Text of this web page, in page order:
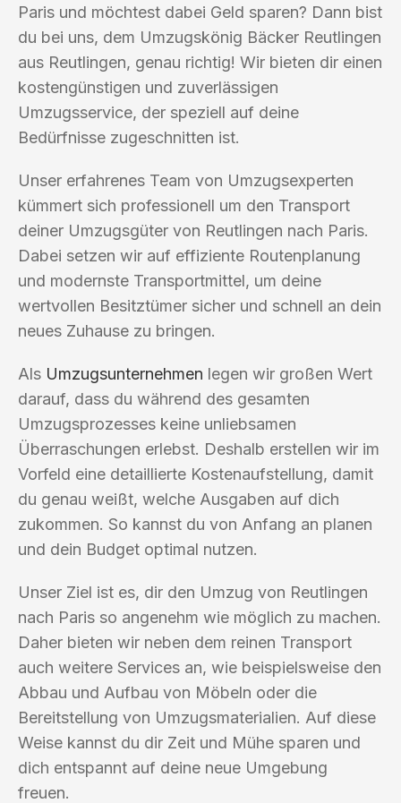
Paris und möchtest dabei Geld sparen? Dann bist
du bei uns, dem Umzugskönig Bäcker Reutlingen
aus Reutlingen, genau richtig! Wir bieten dir einen
kostengünstigen und zuverlässigen
Umzugsservice, der speziell auf deine
Bedürfnisse zugeschnitten ist.
Unser erfahrenes Team von Umzugsexperten
kümmert sich professionell um den Transport
deiner Umzugsgüter von Reutlingen nach Paris.
Dabei setzen wir auf effiziente Routenplanung
und modernste Transportmittel, um deine
wertvollen Besitztümer sicher und schnell an dein
neues Zuhause zu bringen.
Als Umzugsunternehmen legen wir großen Wert
darauf, dass du während des gesamten
Umzugsprozesses keine unliebsamen
Überraschungen erlebst. Deshalb erstellen wir im
Vorfeld eine detaillierte Kostenaufstellung, damit
du genau weißt, welche Ausgaben auf dich
zukommen. So kannst du von Anfang an planen
und dein Budget optimal nutzen.
Unser Ziel ist es, dir den Umzug von Reutlingen
nach Paris so angenehm wie möglich zu machen.
Daher bieten wir neben dem reinen Transport
auch weitere Services an, wie beispielsweise den
Abbau und Aufbau von Möbeln oder die
Bereitstellung von Umzugsmaterialien. Auf diese
Weise kannst du dir Zeit und Mühe sparen und
dich entspannt auf deine neue Umgebung
freuen.